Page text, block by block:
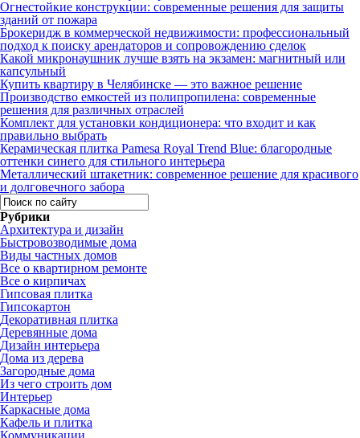
Огнестойкие конструкции: современные решения для защиты
зданий от пожара
Брокеридж в коммерческой недвижимости: профессиональный
подход к поиску арендаторов и сопровождению сделок
Какой микронаушник лучше взять на экзамен: магнитный или
капсульный
Купить квартиру в Челябинске — это важное решение
Производство емкостей из полипропилена: современные
решения для различных отраслей
Комплект для установки кондиционера: что входит и как
правильно выбрать
Керамическая плитка Pamesa Royal Trend Blue: благородные
оттенки синего для стильного интерьера
Металлический штакетник: современное решение для красивого
и долговечного забора
Рубрики
Архитектура и дизайн
Быстровозводимые дома
Виды частных домов
Все о квартирном ремонте
Все о кирпичах
Гипсовая плитка
Гипсокартон
Декоративная плитка
Деревянные дома
Дизайн интерьера
Дома из дерева
Загородные дома
Из чего строить дом
Интерьер
Каркасные дома
Кафель и плитка
Коммуникации